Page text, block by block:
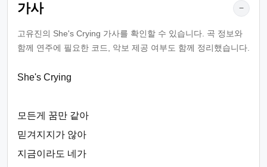
가사 −
고유진의 She's Crying 가사를 확인할 수 있습니다. 곡 정보와
함께 연주에 필요한 코드, 악보 제공 여부도 함께 정리했습니다.
She's Crying
모든게 꿈만 같아
믿겨지지가 않아
지금이라도 네가